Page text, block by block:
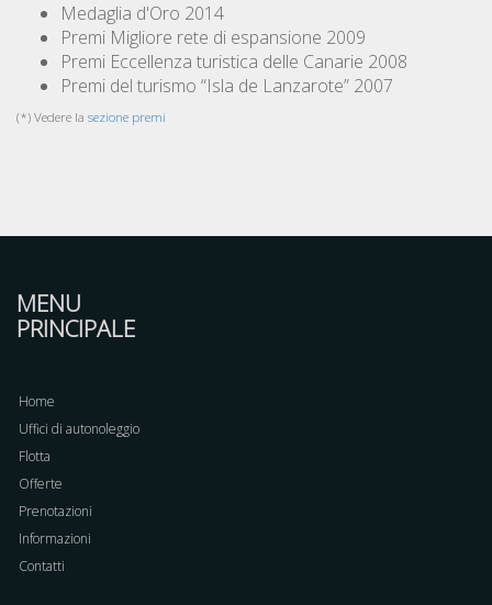
Medaglia d'Oro 2014
Premi Migliore rete di espansione 2009
Premi Eccellenza turistica delle Canarie 2008
Premi del turismo “Isla de Lanzarote” 2007
(*) Vedere la sezione premi
MENU
PRINCIPALE
Home
Uffici di autonoleggio
Flotta
Offerte
Prenotazioni
Informazioni
Contatti